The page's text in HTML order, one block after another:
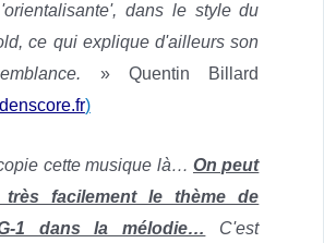
dans le style du
ce qui explique d'ailleurs son
» Quentin Billard
)
cette musique là… On peut
très facilement le thème de
1 dans la mélodie…
C'est